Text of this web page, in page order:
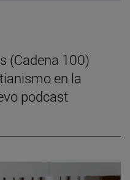
(Cadena 100)
en la
podcast